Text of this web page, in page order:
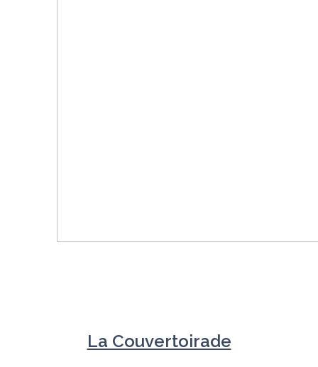
La Couvertoirade